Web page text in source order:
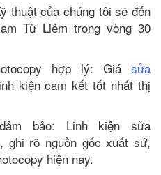
thuật của chúng tôi sẽ đến
Từ Liêm trong vòng 30
hợp lý: Giá sửa
kiện cam kết tốt nhất thị
bảo: Linh kiện sửa
ghi rõ nguồn gốc xuất sứ,
hiện nay.